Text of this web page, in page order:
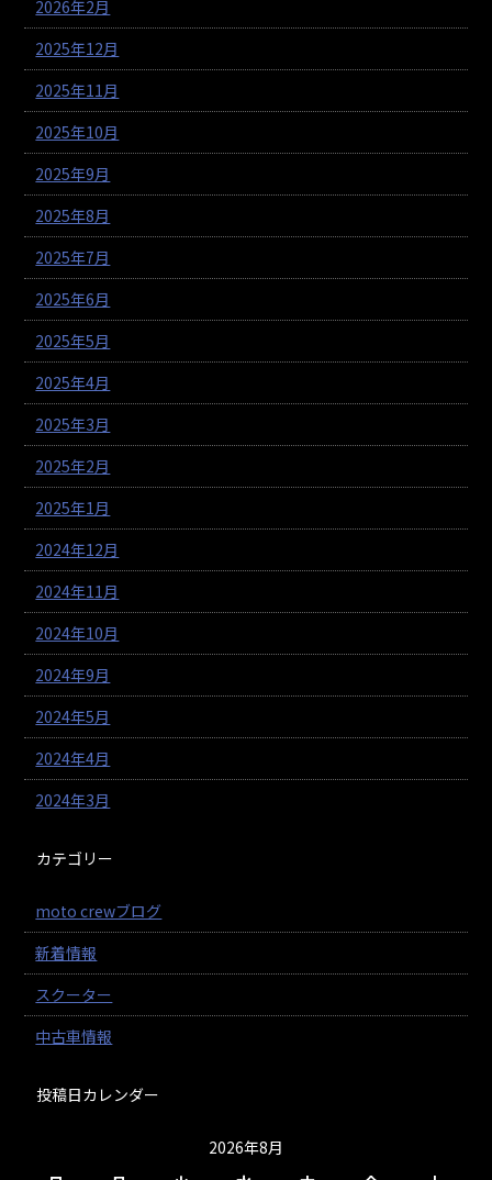
2026年2月
2025年12月
2025年11月
2025年10月
2025年9月
2025年8月
2025年7月
2025年6月
2025年5月
2025年4月
2025年3月
2025年2月
2025年1月
2024年12月
2024年11月
2024年10月
2024年9月
2024年5月
2024年4月
2024年3月
カテゴリー
moto crewブログ
新着情報
スクーター
中古車情報
投稿日カレンダー
2026年8月